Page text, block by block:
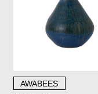
AWABEES